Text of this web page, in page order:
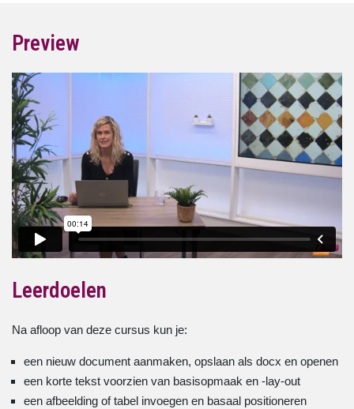
Preview
Leerdoelen
Na afloop van deze cursus kun je:
een nieuw document aanmaken, opslaan als docx en openen
een korte tekst voorzien van basisopmaak en -lay-out
een afbeelding of tabel invoegen en basaal positioneren